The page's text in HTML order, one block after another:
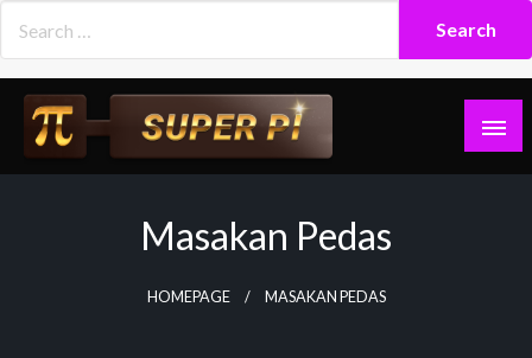
content
Masakan Pedas
HOMEPAGE MASAKAN PEDAS